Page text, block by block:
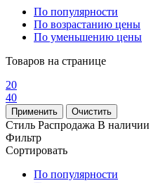
По популярности
По возрастанию цены
По уменьшению цены
Товаров на странице
20
40
Стиль Распродажа В наличии
Фильтр
Сортировать
По популярности